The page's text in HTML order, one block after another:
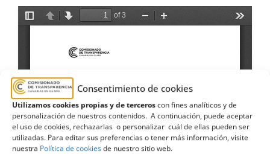
Consentimiento de cookies
Utilizamos cookies propias y de terceroscon fines analíticos y de
personalización de nuestros contenidos. A continuación, puede aceptar
el uso de cookies, rechazarlas o personalizar cuál de ellas pueden ser
utilizadas. Para editar sus preferencias o tener más información, visite
nuestra Política de cookiesde nuestro sitio web.